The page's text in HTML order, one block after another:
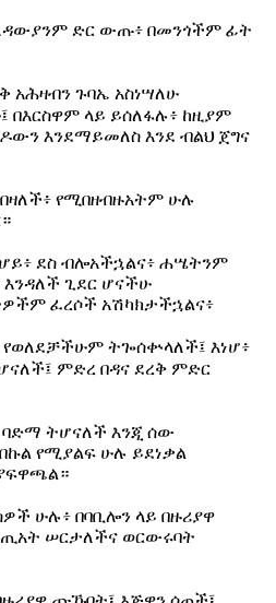
ድር ውጡ፥ በመንጎችም ፊት
አሕዛብን ጉባኤ አስነሣለሁ
በእርስዋም ላይ ይሰለፋሉ፥ ከዚያም
እንደማይመለስ እንደ ብልህ ጀግና
የሚበዘብዙአትም ሁሉ
ደስ ብሎአችኋልና፥ ሐሤትንም
ጊደር ሆናችሁ
ፈረሶች አሽካክታችኋልና፥
ትጐሰቍላለች፤ እነሆ፥
ምድረ በዳና ደረቅ ምድር
ትሆናለች እንጂ ሰው
የሚያልፍ ሁሉ ይደነቃል
ሁሉ፥ በባቢሎን ላይ በዙሪያዋ
ሠርታለችና ወርውሩባት